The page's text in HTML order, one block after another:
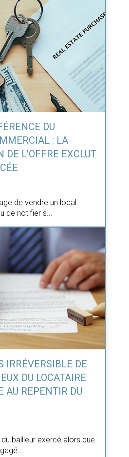
DU
: LA
DE L'OFFRE EXCLUT
de vendre un local
de notifier s...
IRRÉVERSIBLE DE
DU LOCATAIRE
AU REPENTIR DU
bailleur exercé alors que